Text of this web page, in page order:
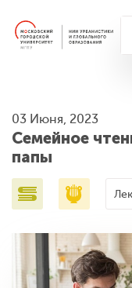
03 Июня, 2023
Семейное
папы